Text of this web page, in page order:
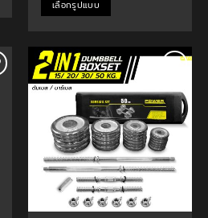
เลือกรูปแบบ
has
multiple
variants.
options
may
be
chosen
the
Wishlist